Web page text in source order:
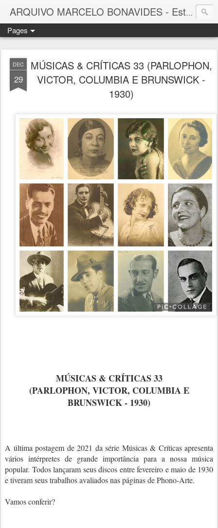
ARQUIVO MARCELO BONAVIDES - Estrelas que nunca se Apagam -
Pages
DEC
29
MÚSICAS & CRÍTICAS 33 (PARLOPHON,
VICTOR, COLUMBIA E BRUNSWICK -
1930)
MÚSICAS & CRÍTICAS 33
(PARLOPHON, VICTOR, COLUMBIA E
BRUNSWICK - 1930)
A última postagem de 2021 da série Músicas & Críticas apresenta
vários intérpretes de grande importância para a nossa música
popular. Todos lançaram seus discos entre fevereiro e maio de 1930
e tiveram seus trabalhos avaliados nas páginas de Phono-Arte.
Vamos conferir?